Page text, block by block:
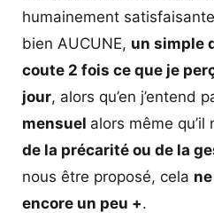
humainement
bien AUCUNE, un simple
coute 2 fois ce que je
jour, alors qu’en j’entend
mensuel alors même qu’il
de la précarité ou de la
nous être proposé, cela
encore un peu +.